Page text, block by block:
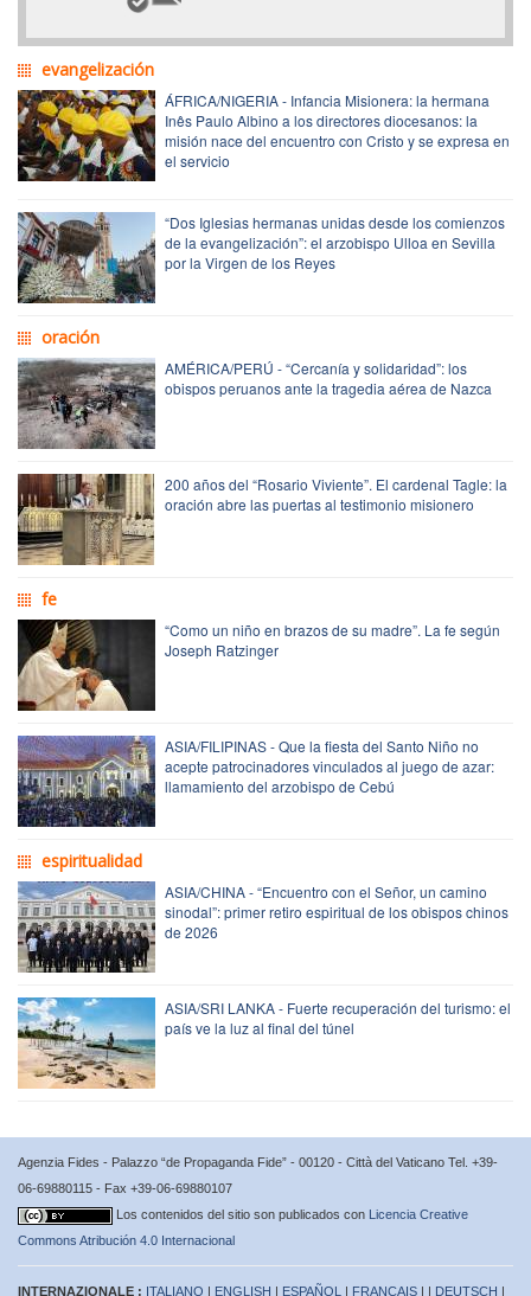
evangelización
ÁFRICA/NIGERIA - Infancia Misionera: la hermana
Inês Paulo Albino a los directores diocesanos: la
misión nace del encuentro con Cristo y se expresa en
el servicio
“Dos Iglesias hermanas unidas desde los comienzos
de la evangelización”: el arzobispo Ulloa en Sevilla
por la Virgen de los Reyes
oración
AMÉRICA/PERÚ - “Cercanía y solidaridad”: los
obispos peruanos ante la tragedia aérea de Nazca
200 años del “Rosario Viviente”. El cardenal Tagle: la
oración abre las puertas al testimonio misionero
fe
“Como un niño en brazos de su madre”. La fe según
Joseph Ratzinger
ASIA/FILIPINAS - Que la fiesta del Santo Niño no
acepte patrocinadores vinculados al juego de azar:
llamamiento del arzobispo de Cebú
espiritualidad
ASIA/CHINA - “Encuentro con el Señor, un camino
sinodal”: primer retiro espiritual de los obispos chinos
de 2026
ASIA/SRI LANKA - Fuerte recuperación del turismo: el
país ve la luz al final del túnel
Agenzia Fides - Palazzo “de Propaganda Fide” - 00120 - Città del Vaticano Tel. +39-
06-69880115 - Fax +39-06-69880107
Los contenidos del sitio son publicados con Licencia Creative
Commons Atribución 4.0 Internacional
INTERNAZIONALE : ITALIANO | ENGLISH | ESPAÑOL | FRANÇAIS | | DEUTSCH |